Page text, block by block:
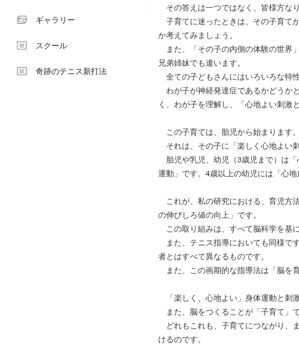
ギャラリー
スクール
奇跡のテニス新打法
その答えは一つではなく、皆様方なり
子育てに迷ったときは、その子育て
か考えてみましょう。
また、「その子の内側の体験の世界
兄弟姉妹でも違います。
全ての子どもさんにはいろいろな特
わが子が神経発達症であるかどうか
く、わが子を理解し、「心地よい刺激
この子育ては、胎児から始まります。
それは、その子に「楽しく心地よい
胎児や乳児、幼児（3歳児まで）は
運動」です。4歳以上の幼児には「心
これが、私の研究における、育児方
の伸びしろ値の向上」です。
この取り組みは、すべて脳科学を基
また、テニス指導においても同様で
者とはすべて異なるものです。
また、この画期的な指導法は「脳を
「楽しく、心地よい」身体運動と刺
また、脳をつくることが「子育て」
どれもこれも、子育てにつながり、
けるのです。